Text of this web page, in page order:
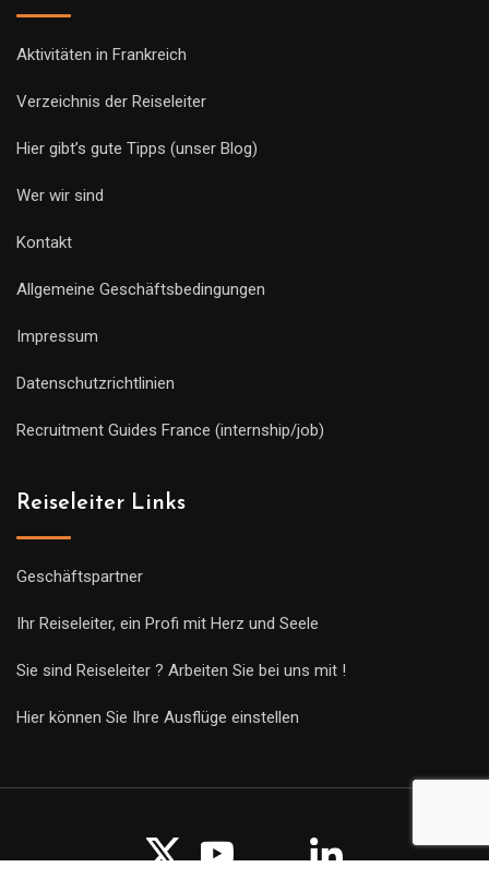
Aktivitäten in Frankreich
Verzeichnis der Reiseleiter
Hier gibt’s gute Tipps (unser Blog)
Wer wir sind
Kontakt
Allgemeine Geschäftsbedingungen
Impressum
Datenschutzrichtlinien
Recruitment Guides France (internship/job)
Reiseleiter Links
Geschäftspartner
Ihr Reiseleiter, ein Profi mit Herz und Seele
Sie sind Reiseleiter ? Arbeiten Sie bei uns mit !
Hier können Sie Ihre Ausflüge einstellen